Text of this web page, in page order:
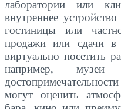
лаборатории или
внутреннее
гостиницы или
продажи или сдачи в
виртуально посетить
например,
могут оценить